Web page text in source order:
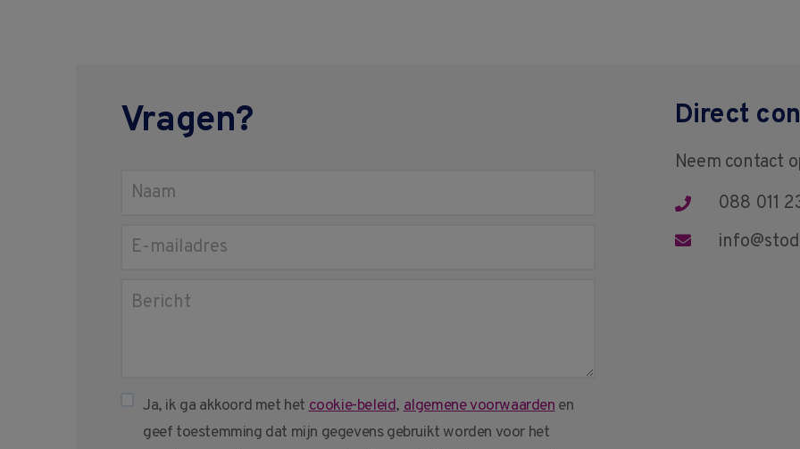
Vragen?
Ja, ik ga akkoord met hetcookie-beleid,algemene voorwaardenen
geef toestemming dat mijn gegevens gebruikt worden voor het
Direct
Neem contact
088 011